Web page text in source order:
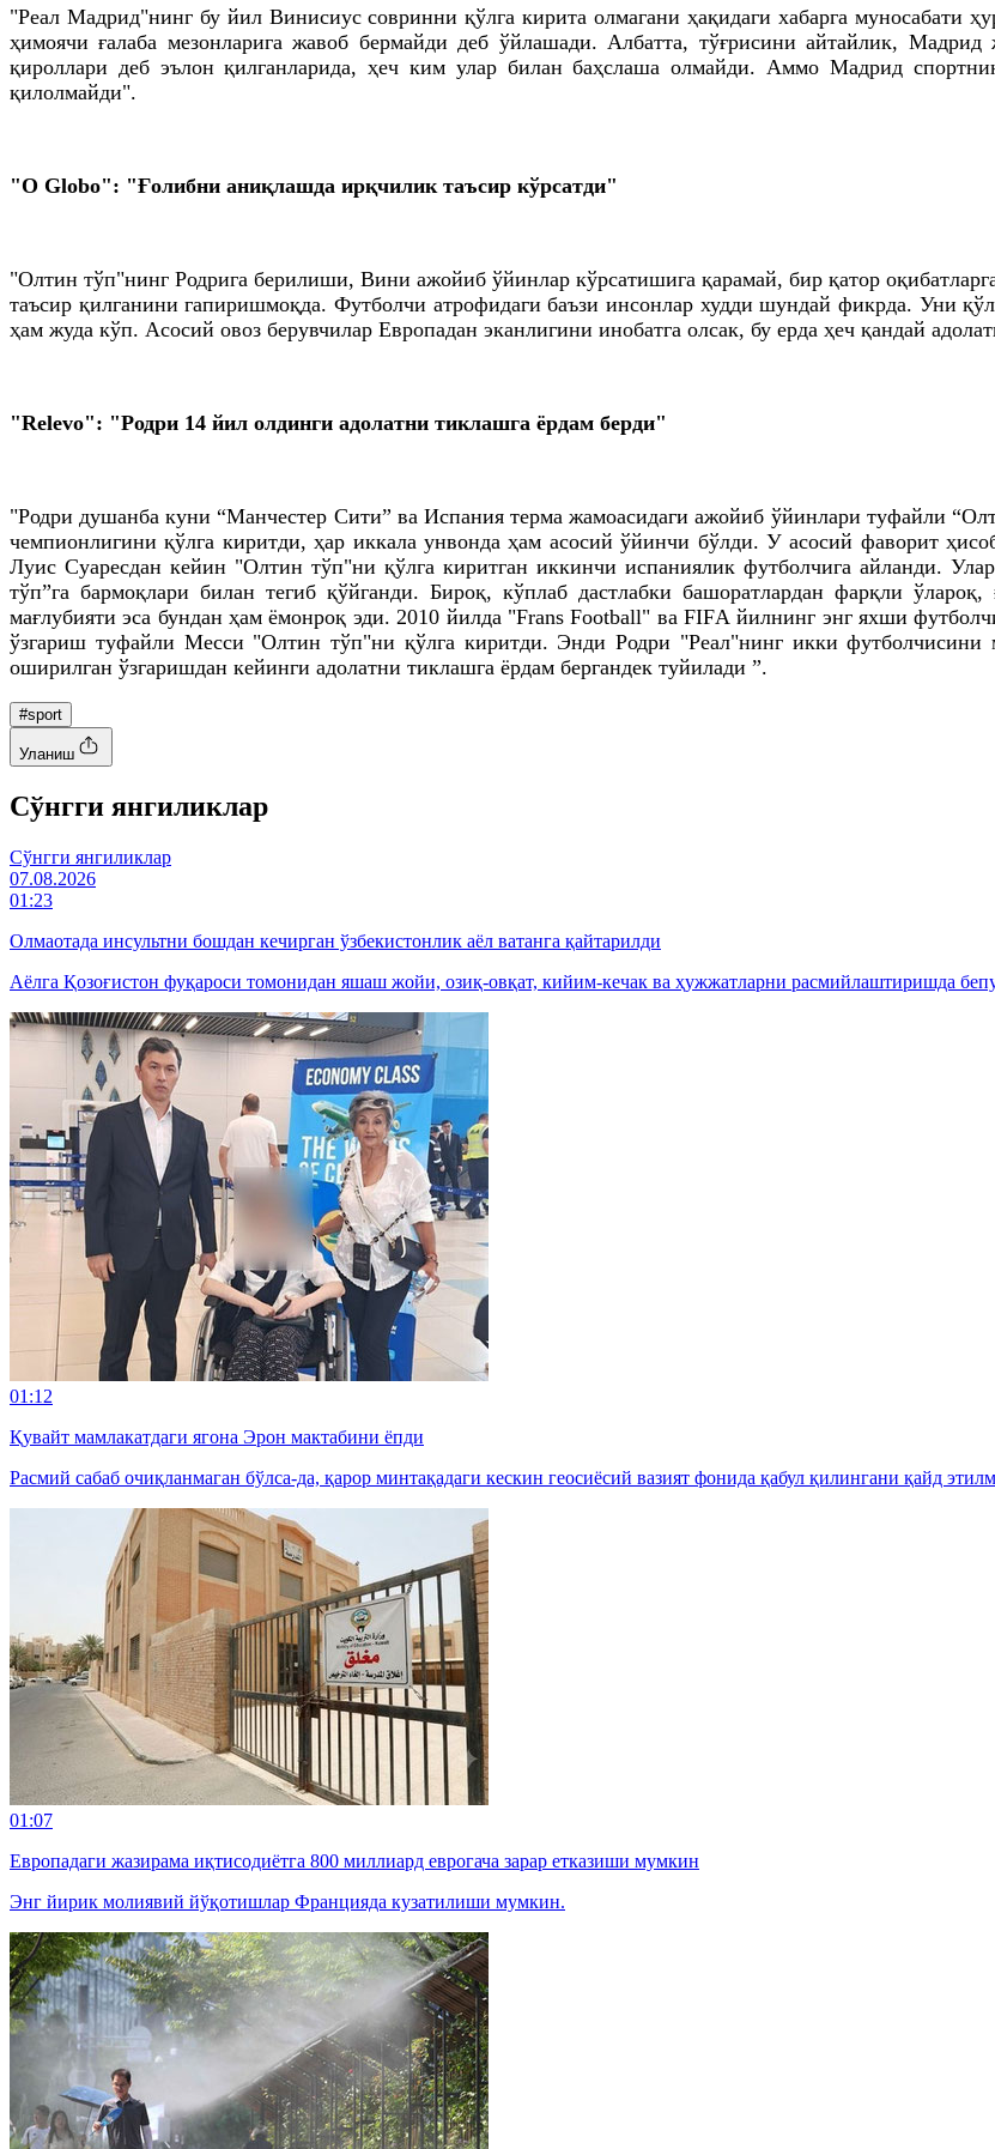
"Реал Мадрид"нинг бу йил Виниcиус совринни қўлга кирита олмагани ҳақидаги хабарга муносабати
ҳимоячи ғалаба мезонларига жавоб бермайди деб ўйлашади. Албатта, тўғрисини айтайлик,
қироллари деб эълон қилганларида, ҳеч ким улар билан баҳслаша олмайди. Аммо Мадрид
қилолмайди".
"О Globo": "Ғолибни аниқлашда ирқчилик таъсир кўрсатди"
"Олтин тўп"нинг Родрига берилиши, Вини ажойиб ўйинлар кўрсатишига қарамай, бир қатор
таъсир қилганини гапиришмоқда. Футболчи атрофидаги баъзи инсонлар худди шундай фикрда. Уни
ҳам жуда кўп. Асосий овоз берувчилар Европадан эканлигини инобатга олсак, бу ерда ҳеч қандай
"Relevo": "Родри 14 йил олдинги адолатни тиклашга ёрдам берди"
"Родри душанба куни “Манчестер Сити” ва Испания терма жамоасидаги ажойиб ўйинлари туфайли
чемпионлигини қўлга киритди, ҳар иккала унвонда ҳам асосий ўйинчи бўлди. У асосий фаворит
Луис Суаресдан кейин "Олтин тўп"ни қўлга киритган иккинчи испаниялик футболчига айланди.
тўп”га бармоқлари билан тегиб қўйганди. Бироқ, кўплаб дастлабки башоратлардан фарқли
мағлубияти эса бундан ҳам ёмонроқ эди. 2010 йилда "Frans Football" ва FIFА йилнинг энг яхши
ўзгариш туфайли Месси "Олтин тўп"ни қўлга киритди. Энди Родри "Реал"нинг икки футболчисини
оширилган ўзгаришдан кейинги адолатни тиклашга ёрдам бергандек туйилади ”.
#sport
Уланиш
Cўнгги янгиликлар
Cўнгги янгиликлар
07.08.2026
01:23
Олмаотада инсультни бошдан кечирган ўзбекистонлик аёл ватанга қайтарилди
Аёлга Қозоғистон фуқароси томонидан яшаш жойи, озиқ-овқат, кийим-кечак ва ҳужжатларни расмийлаштиришда
01:12
Қувайт мамлакатдаги ягона Эрон мактабини ёпди
Расмий сабаб очиқланмаган бўлса-да, қарор минтақадаги кескин геосиёсий вазият фонида қабул қилингани қайд
01:07
Европадаги жазирама иқтисодиётга 800 миллиард еврогача зарар етказиши мумкин
Энг йирик молиявий йўқотишлар Францияда кузатилиши мумкин.